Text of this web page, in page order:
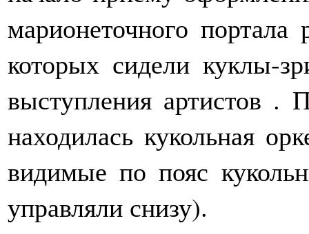
марионеточного
которых сидели куклы-
выступления артистов .
находилась кукольная
видимые по пояс
управляли снизу).